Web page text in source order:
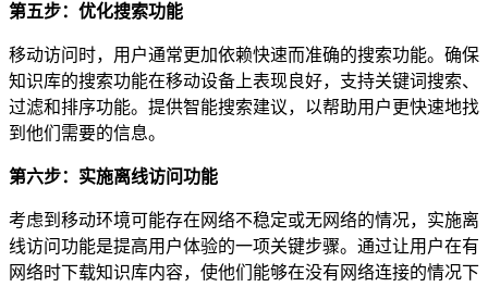
第五步：优化搜索功能
移动访问时，用户通常更加依赖快速而准确的搜索功能。确保
知识库的搜索功能在移动设备上表现良好，支持关键词搜索、
过滤和排序功能。提供智能搜索建议，以帮助用户更快速地找
到他们需要的信息。
第六步：实施离线访问功能
考虑到移动环境可能存在网络不稳定或无网络的情况，实施离
线访问功能是提高用户体验的一项关键步骤。通过让用户在有
网络时下载知识库内容，使他们能够在没有网络连接的情况下